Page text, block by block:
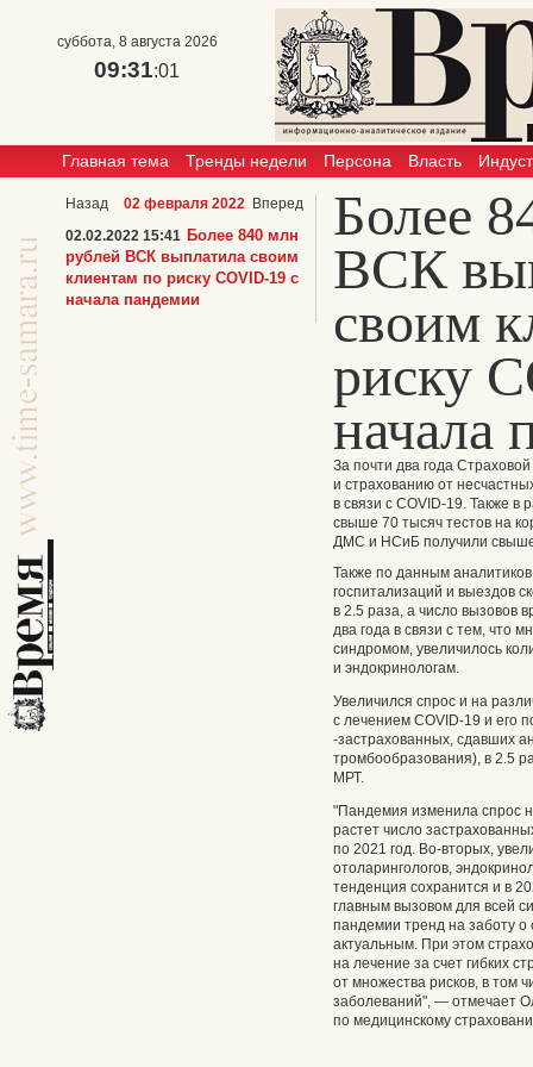
суббота, 8 августа 2026
09:31:01
Главная тема Тренды недели Персона Власть
Более
ВСК
своим
риску
начала
За почти два года
и страхованию от
в связи с COVID-19. Также
свыше 70 тысяч тестов на
ДМС и НСиБ получили свыше
Также по данным
госпитализаций и выездов
в 2.5 раза, а число вызовов
два года в связи с тем, что
синдромом, увеличилось
и эндокринологам.
Увеличился спрос и на
с лечением COVID-19 и его
-застрахованных, сдавших
тромбообразования), в 2.5
МРТ.
"Пандемия изменила спрос
растет число
по 2021 год. Во-вторых,
отоларингологов,
тенденция сохранится и в
главным вызовом для всей
пандемии тренд на заботу о
актуальным. При этом
на лечение за счет гибких
от множества рисков, в том
заболеваний", — отмечает
по медицинскому
Назад 02 февраля 2022 Вперед
02.02.2022 15:41 Более 840 млн
рублей ВСК выплатила своим
клиентам по риску COVID-19 с
начала пандемии